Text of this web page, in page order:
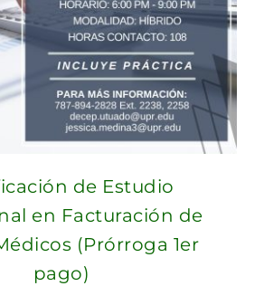
de Estudio
en Facturación de
(Prórroga 1er
pago)